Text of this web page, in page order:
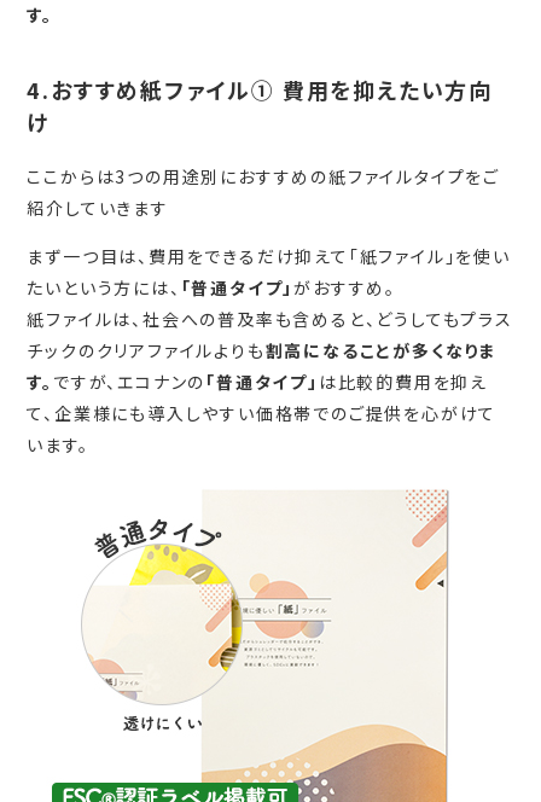
す。
4.おすすめ紙ファイル① 費用を抑えたい方向
け
ここからは3つの用途別におすすめの紙ファイルタイプをご
紹介していきます
まず一つ目は、費用をできるだけ抑えて「紙ファイル」を使い
たいという方には、 「普通タイプ」がおすすめ。
紙ファイルは、社会への普及率も含めると、どうしてもプラス
チックのクリアファイルよりも割高になることが多くなりま
す。 ですが、エコナンの 「普通タイプ 」 は比較的費用を抑え
て、企業様にも導入しやすい価格帯でのご提供を心がけて
います。